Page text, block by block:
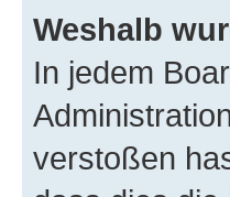
Weshalb
In jedem
verstoßen